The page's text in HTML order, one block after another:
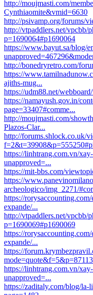
http://moujmasti.com/
Cynthiaomite&vmid=6630
http://psivamp.org/forums/
http://vtpaddlers.net/vpcbb/
p=1690064#p1690064
https://www.bayut.sa/blog/
http://bonedryretro.com/
https://
ajiths-mug...
https://udm88.net/
https://namayush.gov.in/
page=33407#comme...
http://moujmasti.com/
Plazos-Clar...
http://forums.shlock.co.uk/
https://linhtrang.com.vn/
unapproved=...
https://mit-bbs.com/
https://
archeologico/img_2271/
https://
expande/...
http://vtpaddlers.net/vpcbb/
p=1690069#p1690069
https://
expande/...
https://
https://linhtrang.com.vn/
unapproved=...
https://zaditaly.com/blog/